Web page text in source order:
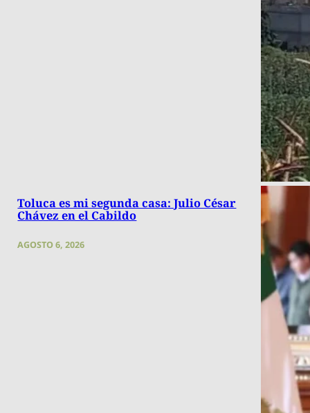
Toluca es mi segunda casa: Julio César
Chávez en el Cabildo
AGOSTO 6, 2026